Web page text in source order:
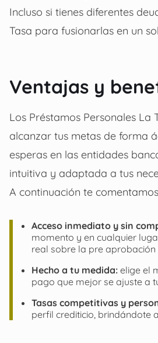
Incluso si tienes diferentes
Tasa para fusionarlas en un
Ventajas y
Los Préstamos Personales
alcanzar tus metas de forma
esperas en las entidades
intuitiva y adaptada a tus
A continuación te
Acceso inmediato y sin
momento y en cualquier
real sobre la pre aprobación
Hecho a tu medida: elige el
pago que mejor se ajuste a
Tasas competitivas y
perfil crediticio, brindándote